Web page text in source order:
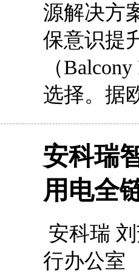
源解决方
保意识提
（
选择。据
安科瑞
用电全
安科瑞
行办公室